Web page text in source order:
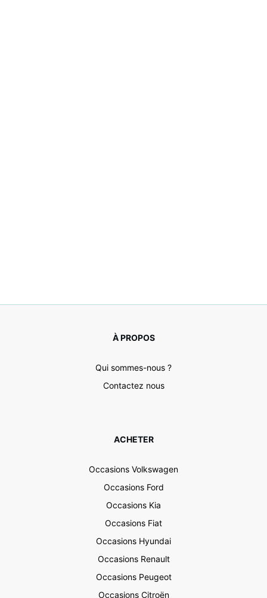
À PROPOS
Qui sommes-nous ?
Contactez nous
ACHETER
Occasions Volkswagen
Occasions Ford
Occasions Kia
Occasions Fiat
Occasions Hyundai
Occasions Renault
Occasions Peugeot
Occasions Citroën